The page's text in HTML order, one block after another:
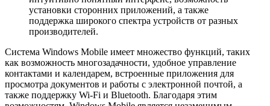
установки сторонних приложений, а также
поддержка широкого спектра устройств от разных
производителей.
Система Windows Mobile имеет множество функций, таких
как возможность многозадачности, удобное управление
контактами и календарем, встроенные приложения для
просмотра документов и работы с электронной почтой, а
также поддержку Wi-Fi и Bluetooth. Благодаря этим